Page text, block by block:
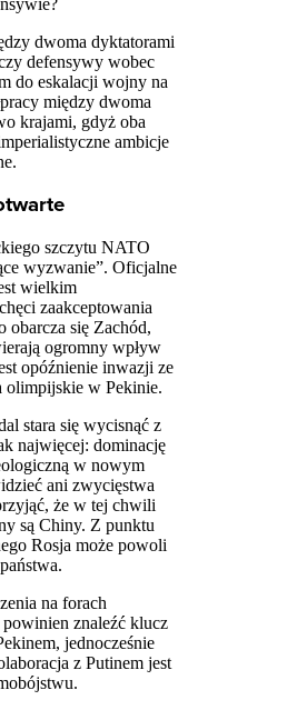
dwoma dyktatorami
defensywy wobec
do eskalacji wojny na
między dwoma
krajami, gdyż oba
ambicje
szczytu NATO
wyzwanie”. Oficjalne
wielkim
zaakceptowania
obarcza się Zachód,
ogromny wpływ
opóźnienie inwazji ze
olimpijskie w Pekinie.
stara się wycisnąć z
najwięcej: dominację
w nowym
ani zwycięstwa
że w tej chwili
są Chiny. Z punktu
Rosja może powoli
na forach
znaleźć klucz
jednocześnie
z Putinem jest